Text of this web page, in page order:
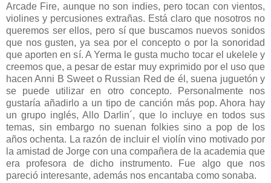
Arcade Fire, aunque no son indies, pero tocan con vientos,
violines y percusiones extrañas. Está claro que nosotros no
queremos ser ellos, pero sí que buscamos nuevos sonidos
que nos gusten, ya sea por el concepto o por la sonoridad
que aporten en sí. A Yerma le gusta mucho tocar el ukelele y
creemos que, a pesar de estar muy exprimido por el uso que
hacen Anni B Sweet o Russian Red de él, suena juguetón y
se puede utilizar en otro concepto. Personalmente nos
gustaría añadirlo a un tipo de canción más pop. Ahora hay
un grupo inglés, Allo Darlin´, que lo incluye en todos sus
temas, sin embargo no suenan folkies sino a pop de los
años ochenta. La razón de incluir el violín vino motivado por
la amistad de Jorge con una compañera de la academia que
era profesora de dicho instrumento. Fue algo que nos
pareció interesante, además nos encantaba como sonaba.